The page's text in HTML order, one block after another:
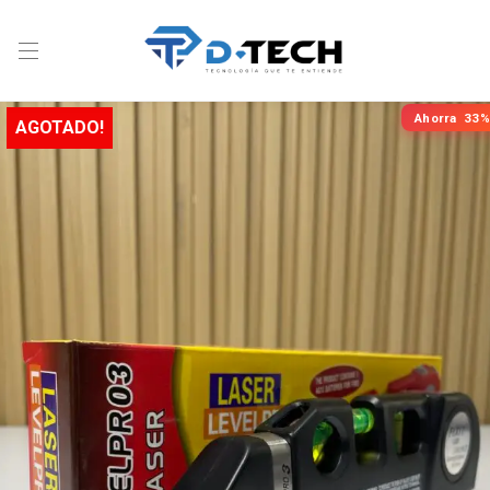
Ahorra 33%
AGOTADO!